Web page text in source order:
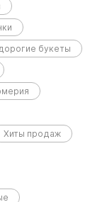
букеты
Хиты продаж